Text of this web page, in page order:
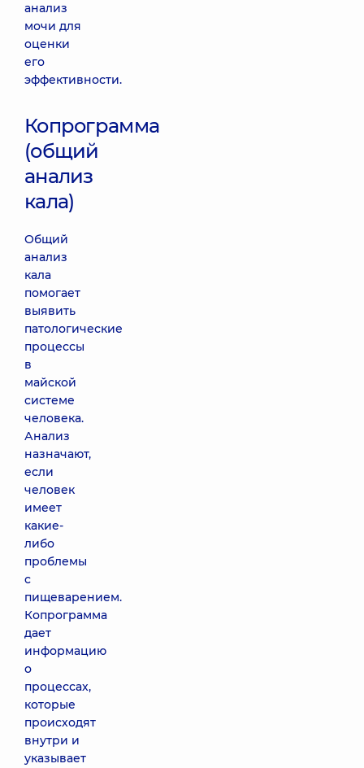
анализ
мочи для
оценки
его
эффективности.
Копрограмма
(общий
анализ
кала)
Общий
анализ
кала
помогает
выявить
патологические
процессы
в
майской
системе
человека.
Анализ
назначают,
если
человек
имеет
какие-
либо
проблемы
с
пищеварением.
Копрограмма
дает
информацию
о
процессах,
которые
происходят
внутри и
указывает